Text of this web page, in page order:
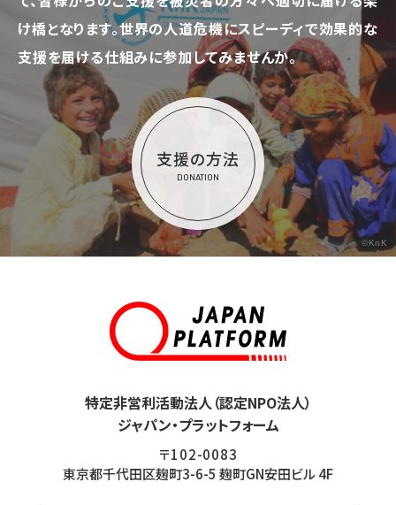
け橋となります。世界の人道危機にスピーディで効果的な
支援を届ける仕組みに参加してみませんか。
支援の方法
DONATION
©KnK
特定非営利活動法人（認定NPO法人）
ジャパン・プラットフォーム
〒102-0083
東京都千代田区麹町3-6-5 麹町GN安田ビル 4F